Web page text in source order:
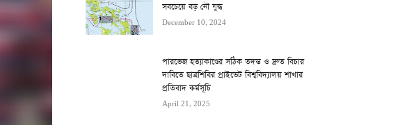
সবচেয়ে বড় নৌ যুদ্ধ
December 10, 2024
পারভেজ হত্যাকাণ্ডের সঠিক তদন্ত ও দ্রুত বিচার
দাবিতে ছাত্রশিবির প্রাইভেট বিশ্ববিদ্যালয় শাখার
প্রতিবাদ কর্মসূচি
April 21, 2025